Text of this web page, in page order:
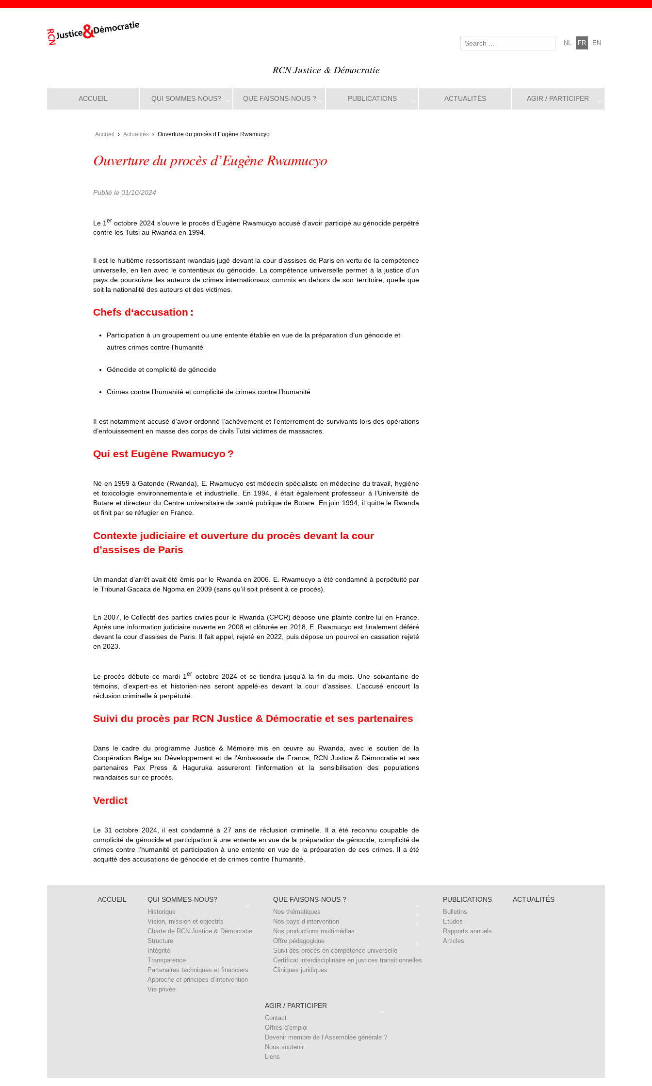
NL FR EN
RCN Justice & Démocratie
ACCUEIL QUI SOMMES-NOUS? QUE FAISONS-NOUS ? PUBLICATIONS ACTUALITÉS AGIR / PARTICIPER
Accueil › Actualités › Ouverture du procès d’Eugène Rwamucyo
Ouverture du procès d’Eugène Rwamucyo
Publié le 01/10/2024
Le 1er octobre 2024 s’ouvre le procès d’Eugène Rwamucyo accusé d’avoir participé au génocide perpétré
contre les Tutsi au Rwanda en 1994.
Il est le huitième ressortissant rwandais jugé devant la cour d’assises de Paris en vertu de la compétence
universelle, en lien avec le contentieux du génocide. La compétence universelle permet à la justice d’un
pays de poursuivre les auteurs de crimes internationaux commis en dehors de son territoire, quelle que
soit la nationalité des auteurs et des victimes.
Chefs d‘accusation :
Participation à un groupement ou une entente établie en vue de la préparation d’un génocide et
autres crimes contre l’humanité
Génocide et complicité de génocide
Crimes contre l’humanité et complicité de crimes contre l’humanité
Il est notamment accusé d’avoir ordonné l’achèvement et l’enterrement de survivants lors des opérations
d’enfouissement en masse des corps de civils Tutsi victimes de massacres.
Qui est Eugène Rwamucyo ?
Né en 1959 à Gatonde (Rwanda), E. Rwamucyo est médecin spécialiste en médecine du travail, hygiène
et toxicologie environnementale et industrielle. En 1994, il était également professeur à l’Université de
Butare et directeur du Centre universitaire de santé publique de Butare. En juin 1994, il quitte le Rwanda
et finit par se réfugier en France.
Contexte judiciaire et ouverture du procès devant la cour
d’assises de Paris
Un mandat d’arrêt avait été émis par le Rwanda en 2006. E. Rwamucyo a été condamné à perpétuité par
le Tribunal Gacaca de Ngoma en 2009 (sans qu’il soit présent à ce procès).
En 2007, le Collectif des parties civiles pour le Rwanda (CPCR) dépose une plainte contre lui en France.
Après une information judiciaire ouverte en 2008 et clôturée en 2018, E. Rwamucyo est finalement déféré
devant la cour d’assises de Paris. Il fait appel, rejeté en 2022, puis dépose un pourvoi en cassation rejeté
en 2023.
Le procès débute ce mardi 1er octobre 2024 et se tiendra jusqu’à la fin du mois. Une soixantaine de
témoins, d’expert·es et historien·nes seront appelé·es devant la cour d’assises. L’accusé encourt la
réclusion criminelle à perpétuité.
Suivi du procès par RCN Justice & Démocratie et ses partenaires
Dans le cadre du programme Justice & Mémoire mis en œuvre au Rwanda, avec le soutien de la
Coopération Belge au Développement et de l’Ambassade de France, RCN Justice & Démocratie et ses
partenaires Pax Press & Haguruka assureront l’information et la sensibilisation des populations
rwandaises sur ce procès.
Verdict
Le 31 octobre 2024, il est condamné à 27 ans de réclusion criminelle. Il a été reconnu coupable de
complicité de génocide et participation à une entente en vue de la préparation de génocide, complicité de
crimes contre l’humanité et participation à une entente en vue de la préparation de ces crimes. Il a été
acquitté des accusations de génocide et de crimes contre l’humanité.
ACCUEIL QUI SOMMES-NOUS?
Historique
Vision, mission et objectifs
Charte de RCN Justice & Démocratie
Structure
Intégrité
Transparence
Partenaires techniques et financiers
Approche et principes d’intervention
Vie privée
QUE FAISONS-NOUS ?
Nos thématiques
Nos pays d’intervention
Nos productions multimédias
Offre pédagogique
Suivi des procès en compétence universelle
Certificat interdisciplinaire en justices transitionnelles
Cliniques juridiques
PUBLICATIONS
Bulletins
Etudes
Rapports annuels
Articles
ACTUALITÉS
AGIR / PARTICIPER
Contact
Offres d’emploi
Devenir membre de l’Assemblée générale ?
Nous soutenir
Liens